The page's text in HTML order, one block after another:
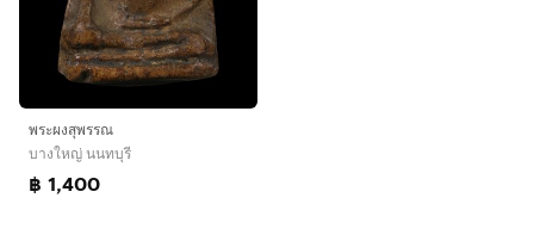
พระผงสุพรรณ
บางใหญ่ นนทบุรี
฿ 1,400